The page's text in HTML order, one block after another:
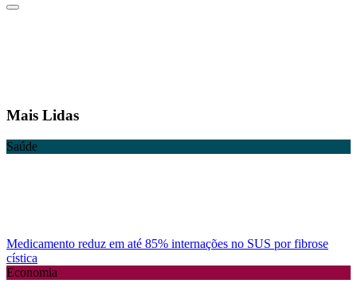
Mais Lidas
Saúde
Medicamento reduz em até 85% internações no SUS por fibrose
cística
Economia